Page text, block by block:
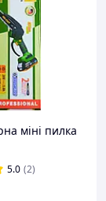
міні пилка
5.0 (2)